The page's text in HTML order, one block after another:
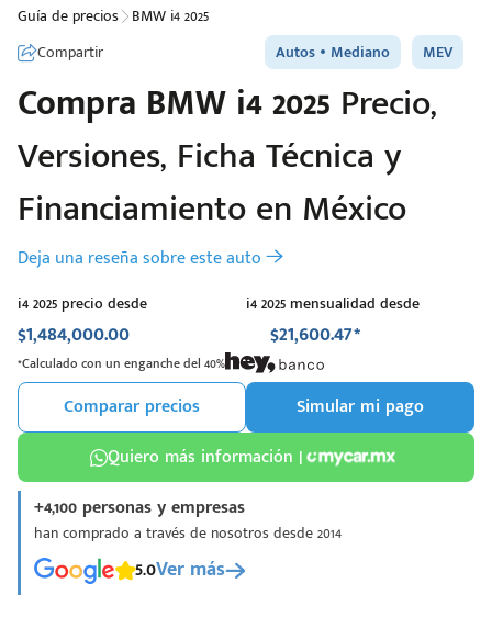
Guía de precios BMW i4 2025
Compartir
Autos Mediano MEV
Compra BMW i4 2025 Precio,
Versiones, Ficha Técnica y
Financiamiento en México
Deja una reseña sobre este auto
i4 2025 precio desde
$1,484,000.00
i4 2025 mensualidad desde
$21,600.47*
*Calculado con un enganche del 40%
Comparar precios
Simular mi pago
Quiero más información |
+4,100 personas y empresas
han comprado a través de nosotros desde 2014
5.0Ver más
¡Espera!